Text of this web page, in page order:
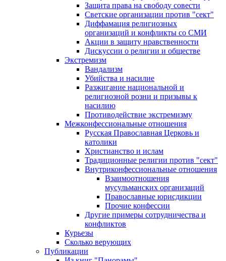
Защита права на свободу совести
Светские организации против "сект"
Диффамация религиозных
организаций и конфликты со СМИ
Акции в защиту нравственности
Дискуссии о религии и обществе
Экстремизм
Вандализм
Убийства и насилие
Разжигание национальной и
религиозной розни и призывы к
насилию
Противодействие экстремизму
Межконфессиональные отношения
Русская Православная Церковь и
католики
Христианство и ислам
Традиционные религии против "сект"
Внутриконфессиональные отношения
Взаимоотношения
мусульманских организаций
Православные юрисдикции
Прочие конфессии
Другие примеры сотрудничества и
конфликтов
Курьезы
Сколько верующих
Публикации